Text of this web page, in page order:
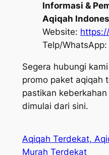
Informasi &
Aqiqah
Website:
Telp/WhatsApp:
Segera hubungi
promo paket aqiqah
pastikan
dimulai dari sini.
Aqiqah Terdekat,
Murah Terdekat